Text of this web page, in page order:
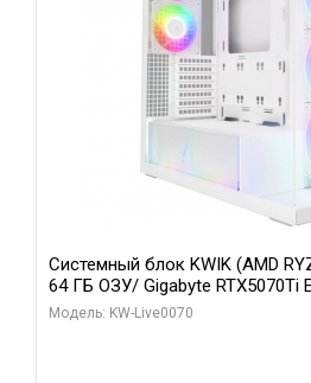
Системный блок KWIK (AMD
64 ГБ ОЗУ/ Gigabyte RTX5070Ti
GDDR7 256bit 3x/ 512 ГБ SSD)
Модель: KW-Live0070